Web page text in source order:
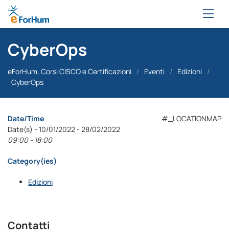
CyberOps
eForHum, Corsi CISCO e Certificazioni / Eventi / Edizioni /
CyberOps
#_LOCATIONMAP
Date/Time
Date(s) - 10/01/2022 - 28/02/2022
09:00 - 18:00
Category(ies)
Edizioni
Contatti